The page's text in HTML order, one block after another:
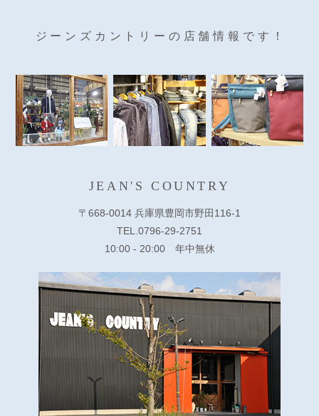
ジーンズカントリーの店舗情報です！
JEAN'S COUNTRY
〒668-0014 兵庫県豊岡市野田116-1
TEL.0796-29-2751
10:00 - 20:00 年中無休